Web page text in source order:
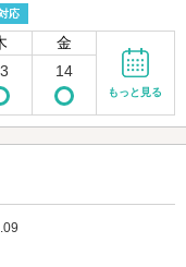
応
金
14
もっと見る
星のうち3